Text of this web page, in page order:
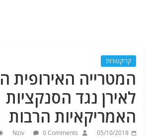
קריקטורות
המטרייה האירופית
לאירן נגד הסנקציות
האמריקאיות הרבות
05/10/2018
Nziv 0 Comments